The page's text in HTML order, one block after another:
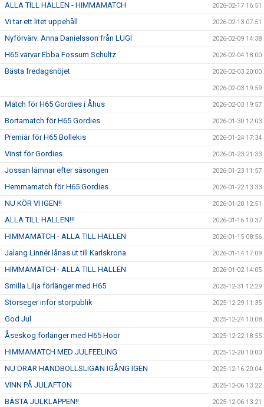
ALLA TILL HALLEN - HIMMAMATCH 2026-02-17 16:51
Vi tar ett litet uppehåll 2026-02-13 07:51
Nyförvärv: Anna Danielsson från LUGI 2026-02-09 14:38
H65 värvar Ebba Fossum Schultz 2026-02-04 18:00
Bästa fredagsnöjet 2026-02-03 20:00
2026-02-03 19:59
Match för H65 Gordies i Åhus 2026-02-03 19:57
Bortamatch för H65 Gordies 2026-01-30 12:03
Premiär för H65 Bollekis 2026-01-24 17:34
Vinst för Gordies 2026-01-23 21:33
Jossan lämnar efter säsongen 2026-01-23 11:57
Hemmamatch för H65 Gordies 2026-01-22 13:33
NU KÖR VI IGEN!! 2026-01-20 12:51
ALLA TILL HALLEN!!! 2026-01-16 10:37
HIMMAMATCH - ALLA TILL HALLEN 2026-01-15 08:56
Jalang Linnér lånas ut till Karlskrona 2026-01-14 17:09
HIMMAMATCH - ALLA TILL HALLEN 2026-01-02 14:05
Smilla Lilja förlänger med H65 2025-12-31 12:29
Storseger inför storpublik 2025-12-29 11:35
God Jul 2025-12-24 10:08
Åseskog förlänger med H65 Höör 2025-12-22 18:55
HIMMAMATCH MED JULFEELING 2025-12-20 10:00
NU DRAR HANDBOLLSLIGAN IGÅNG IGEN 2025-12-16 20:04
VINN PÅ JULAFTON 2025-12-06 13:22
BÄSTA JULKLAPPEN!! 2025-12-06 13:21